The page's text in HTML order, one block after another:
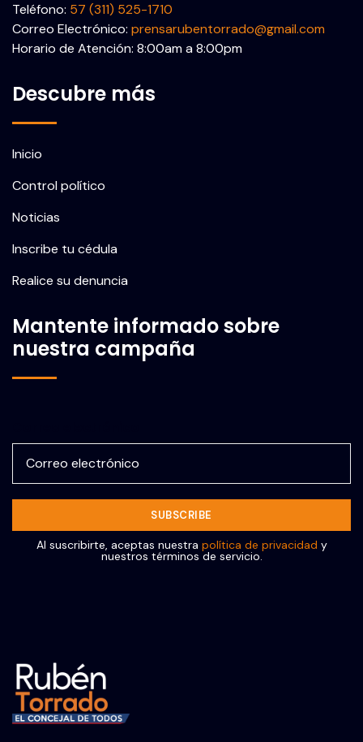
Teléfono: 57 (311) 525-1710
Correo Electrónico: prensarubentorrado@gmail.com
Horario de Atención: 8:00am a 8:00pm
Descubre más
Inicio
Control político
Noticias
Inscribe tu cédula
Realice su denuncia
Mantente informado sobre
nuestra campaña
Al suscribirte, aceptas nuestra política de privacidad y
nuestros términos de servicio.